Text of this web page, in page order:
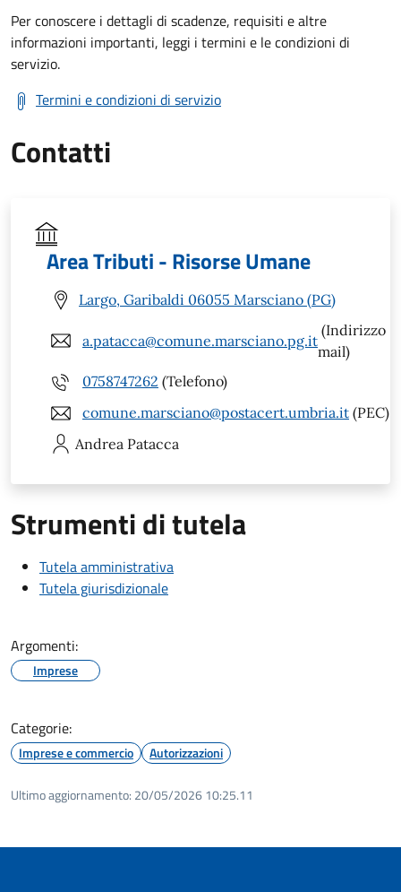
Per conoscere i dettagli di scadenze, requisiti e altre
informazioni importanti, leggi i termini e le condizioni di
servizio.
Termini e condizioni di servizio
Contatti
Area Tributi - Risorse Umane
Largo, Garibaldi 06055 Marsciano (PG)
a.patacca@comune.marsciano.pg.it
(Indirizzo
mail)
0758747262 (Telefono)
comune.marsciano@postacert.umbria.it (PEC)
Andrea Patacca
Strumenti di tutela
Tutela amministrativa
Tutela giurisdizionale
Argomenti:
Imprese
Categorie:
Imprese e commercio Autorizzazioni
Ultimo aggiornamento: 20/05/2026 10:25.11